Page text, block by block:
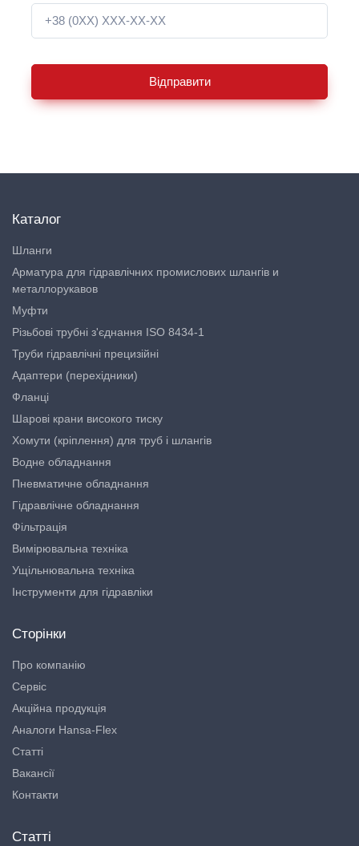
Відправити
Каталог
Шланги
Арматура для гідравлічних промислових шлангів и
металлорукавов
Муфти
Різьбові трубні з'єднання ISO 8434-1
Труби гідравлічні прецизійні
Адаптери (перехідники)
Фланці
Шарові крани високого тиску
Хомути (кріплення) для труб і шлангів
Водне обладнання
Пневматичне обладнання
Гідравлічне обладнання
Фільтрація
Вимірювальна техніка
Ущільнювальна техніка
Інструменти для гідравліки
Сторінки
Про компанію
Сервіс
Акційна продукція
Аналоги Hansa-Flex
Статті
Вакансії
Контакти
Статті